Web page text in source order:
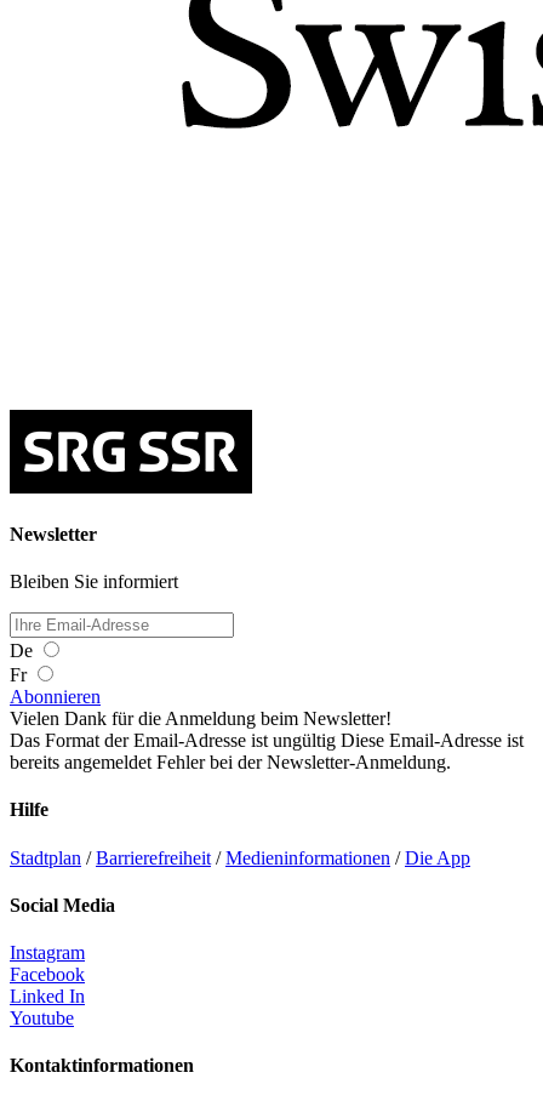
Newsletter
Bleiben Sie informiert
De
Fr
Abonnieren
Vielen Dank für die Anmeldung beim Newsletter!
Das Format der Email-Adresse ist ungültig Diese Email-Adresse ist
bereits angemeldet Fehler bei der Newsletter-Anmeldung.
Hilfe
Stadtplan /Barrierefreiheit /Medieninformationen /Die App
Social Media
Instagram
Facebook
Linked In
Youtube
Kontaktinformationen